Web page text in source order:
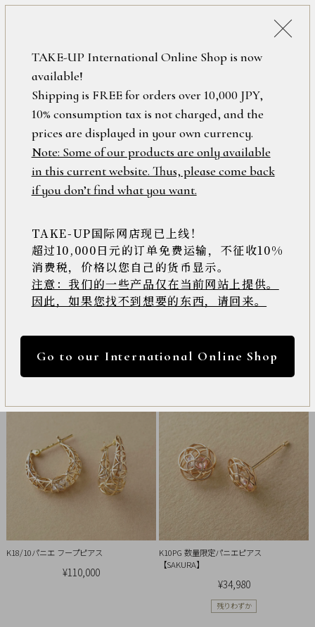
ONLINE SHOP
パニエコレクション
繊細な地金のラインで編んだカゴの中に、
揺れるたびに煌めき、
様々な表情を見せる優美なデザイン
テイクアップだけのオリジナル
ジュエリーコレクションです
安い順 高い順 新着順
31件中1件～20件を表示
K18/10パニエ フープピアス
¥110,000
K10PG 数量限定パニエピアス
【SAKURA】
¥34,980
残りわずか
フリーワード
在庫なし含む
アイテム
リセット
ロ
グ
イ
ン
/
新
規
会
登
録
>>
Online
Shop
Item
ALL
Necklace
Earrings
TAKE-UP International Online Shop is now
available!
Shipping is FREE for orders over 10,000 JPY,
10% consumption tax is not charged, and the
prices are displayed in your own currency.
Note: Some of our products are only available
in this current website. Thus, please come back
if you don’t find what you want.
TAKE-UP国际网店现已上线！
超过10,000日元的订单免费运输，不征收10%
消费税，价格以您自己的货币显示。
注意：我们的一些产品仅在当前网站上提供。
因此，如果您找不到想要的东西，请回来。
Go to our International Online Shop